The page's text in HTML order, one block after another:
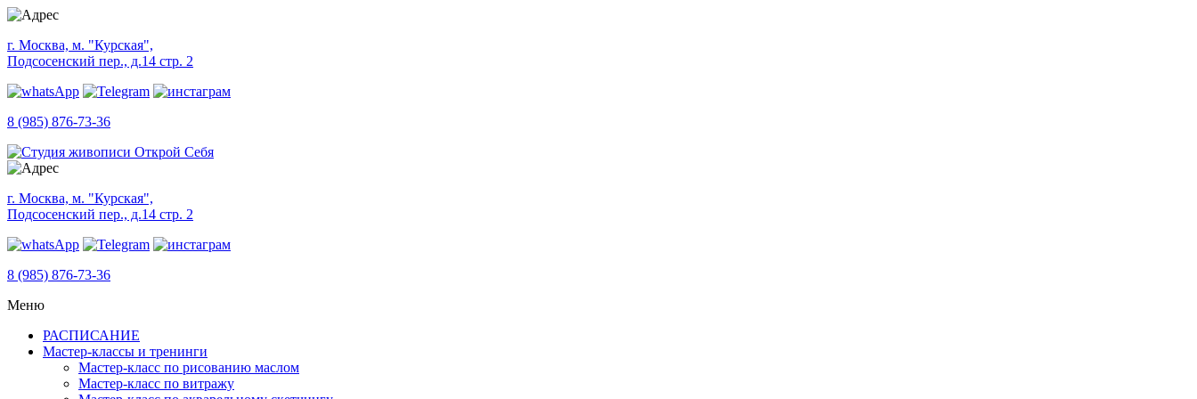
г. Москва, м. "Курская",
Подсосенский пер., д.14 стр. 2
8 (985) 876-73-36
г. Москва, м. "Курская",
Подсосенский пер., д.14 стр. 2
8 (985) 876-73-36
Меню
РАСПИСАНИЕ
Мастер-классы и тренинги
Мастер-класс по рисованию маслом
Мастер-класс по витражу